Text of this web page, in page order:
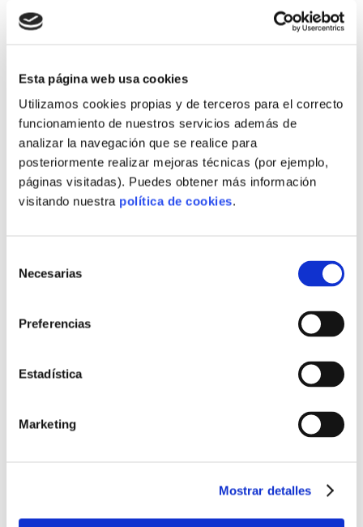
Esta página web usa cookies
Utilizamos cookies propias y de terceros para el correcto
funcionamiento de nuestros servicios además de
analizar la navegación que se realice para
posteriormente realizar mejoras técnicas (por ejemplo,
páginas visitadas). Puedes obtener más información
visitando nuestra política de cookies.
Necesarias
Preferencias
Estadística
Marketing
Mostrar detalles
LOGÍSTICA Y MONTAJE URBANO
MADERA EN VIVIENDA MEDITERRÁNEA
MADERA ESTRUCTURAL PREFABRICADA
MADERA Y DESCARBONIZACIÓN
MADERA Y HORMIGÓN BAJO CARBONO
MATERIALES BAJO CARBONO,
MATERIALES CIRCULARES EN OBRA,
MATERIALES DE PROXIMIDAD
MATERIALES DESCARBONIZACIÓN,
MATERIALES INDUSTRIALIZADOS,
MERCADO Y FERIAS INMOBILIARIAS
MODELOS LLAVE CON MÉTRICAS
MODELOS LLAVE EN MANO TRANSPARENTES
MODELOS Y PRECIOS PREFABRICADOS,
MODULAR EN ALTURA,